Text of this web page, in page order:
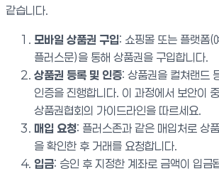
같습니다.
모바일 상품권 구입: 쇼핑몰 또는 플랫폼(
플러스문)을 통해 상품권을 구입합니다.
상품권 등록 및 인증: 상품권을 컬쳐랜드
인증을 진행합니다. 이 과정에서 보안이
상품권협회의 가이드라인을 따르세요.
매입 요청: 플러스존과 같은 매입처로 상
을 확인한 후 거래를 요청합니다.
입금: 승인 후 지정한 계좌로 금액이 입금